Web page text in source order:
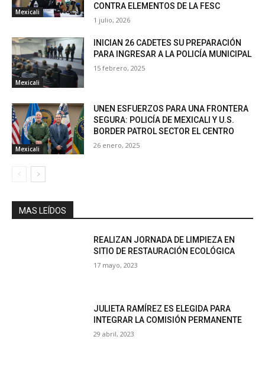
Mexicali
CONTRA ELEMENTOS DE LA FESC
1 julio, 2026
Mexicali
INICIAN 26 CADETES SU PREPARACIÓN
PARA INGRESAR A LA POLICÍA MUNICIPAL
15 febrero, 2025
Mexicali
UNEN ESFUERZOS PARA UNA FRONTERA
SEGURA: POLICÍA DE MEXICALI Y U.S.
BORDER PATROL SECTOR EL CENTRO
26 enero, 2025
MAS LEÍDOS
REALIZAN JORNADA DE LIMPIEZA EN
SITIO DE RESTAURACIÓN ECOLÓGICA
17 mayo, 2023
JULIETA RAMÍREZ ES ELEGIDA PARA
INTEGRAR LA COMISIÓN PERMANENTE
29 abril, 2023